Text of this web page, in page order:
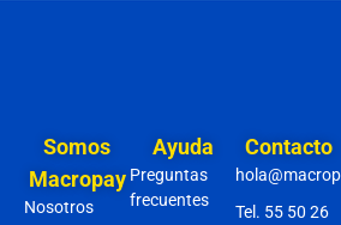
Somos
Macropay
Nosotros
Ayuda
Preguntas
frecuentes
Contacto
Tel. 55 50 26